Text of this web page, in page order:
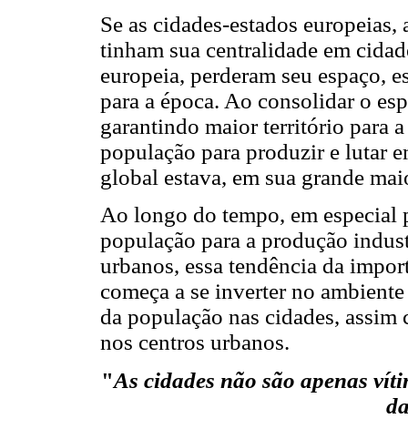
Se as cidades-estados
tinham sua centralidade em
europeia, perderam seu espaço,
para a época. Ao consolidar o
garantindo maior território para
população para produzir e lutar
global estava, em sua grande
Ao longo do tempo, em especial
população para a produção
urbanos, essa tendência da
começa a se inverter no
da população nas cidades,
nos centros urbanos.
"As cidades não são apenas